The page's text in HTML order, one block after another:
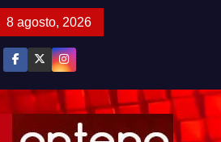
8 agosto, 2026